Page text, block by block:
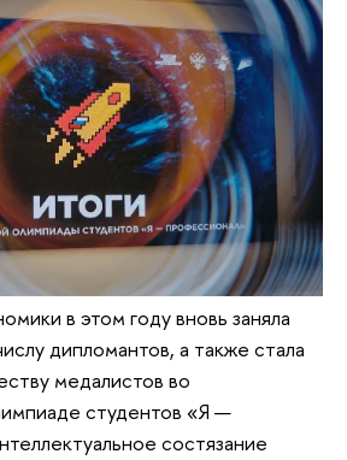
в этом году вновь заняла
дипломантов, а также стала
медалистов во
студентов «Я —
состязание